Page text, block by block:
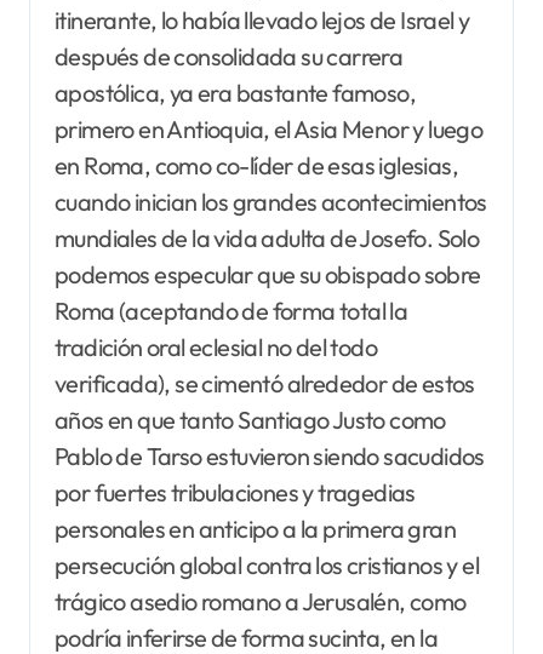
itinerante, lo había llevado lejos de Israel y
después de consolidada su carrera
apostólica, ya era bastante famoso,
primero en Antioquia, el Asia Menor y luego
en Roma, como co-líder de esas iglesias,
cuando inician los grandes acontecimientos
mundiales de la vida adulta de Josefo. Solo
podemos especular que su obispado sobre
Roma (aceptando de forma total la
tradición oral eclesial no del todo
verificada), se cimentó alrededor de estos
años en que tanto Santiago Justo como
Pablo de Tarso estuvieron siendo sacudidos
por fuertes tribulaciones y tragedias
personales en anticipo a la primera gran
persecución global contra los cristianos y el
trágico asedio romano a Jerusalén, como
podría inferirse de forma sucinta, en la